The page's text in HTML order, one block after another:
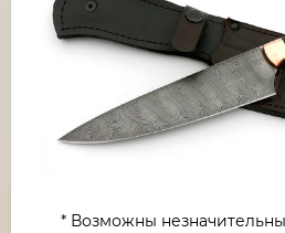
* Возможны